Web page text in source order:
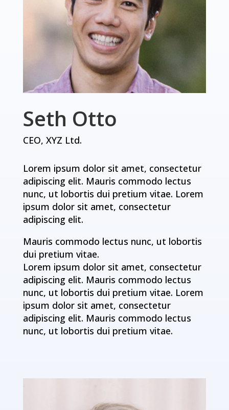
Seth Otto
CEO, XYZ Ltd.
Lorem ipsum dolor sit amet, consectetur
adipiscing elit. Mauris commodo lectus
nunc, ut lobortis dui pretium vitae. Lorem
ipsum dolor sit amet, consectetur
adipiscing elit.
Mauris commodo lectus nunc, ut lobortis
dui pretium vitae.
Lorem ipsum dolor sit amet, consectetur
adipiscing elit. Mauris commodo lectus
nunc, ut lobortis dui pretium vitae. Lorem
ipsum dolor sit amet, consectetur
adipiscing elit. Mauris commodo lectus
nunc, ut lobortis dui pretium vitae.